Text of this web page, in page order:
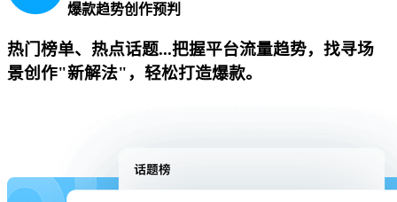
爆款趋势创作预判
热门榜单、热点话题...把握平台流量趋势，找寻场
景创作"新解法"，轻松打造爆款。